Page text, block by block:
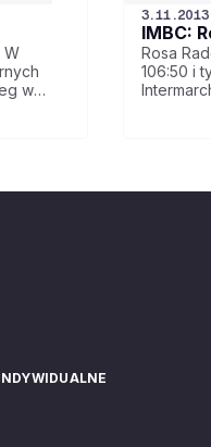
W
w
3.11.2013
IMBC:
Rosa
106:50 i